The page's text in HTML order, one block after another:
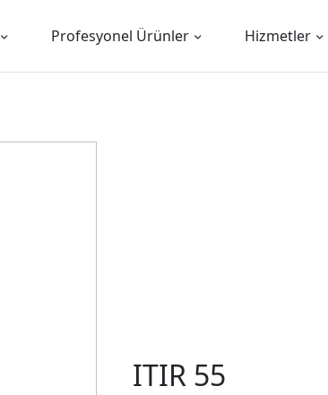
Profesyonel Ürünler Hizmetler
ITIR 55